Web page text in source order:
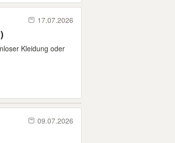
17.07.2026
Kleidung oder
09.07.2026